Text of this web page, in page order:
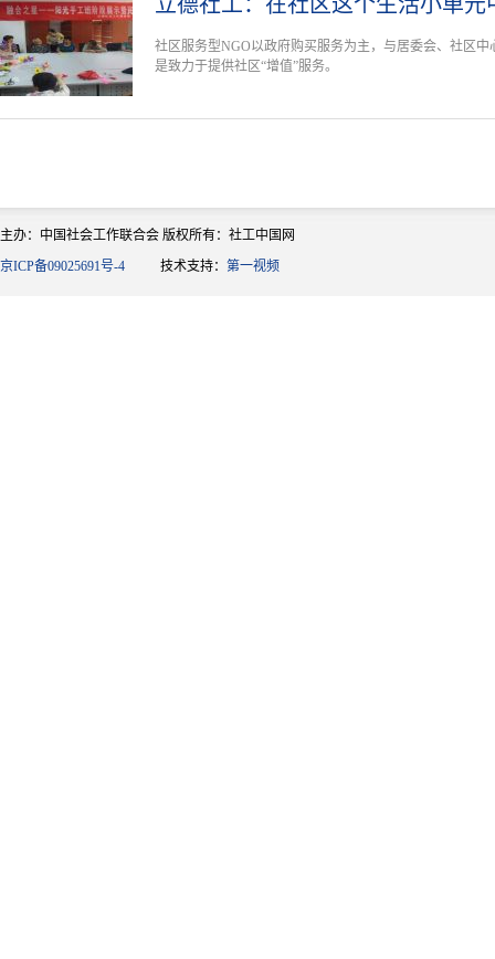
社区服务型NGO以政府购买服务为主，与居委会、社区
是致力于提供社区“增值”服务。
主办：中国社会工作联合会 版权所有：社工中国网
京ICP备09025691号-4 技术支持： 第一视频